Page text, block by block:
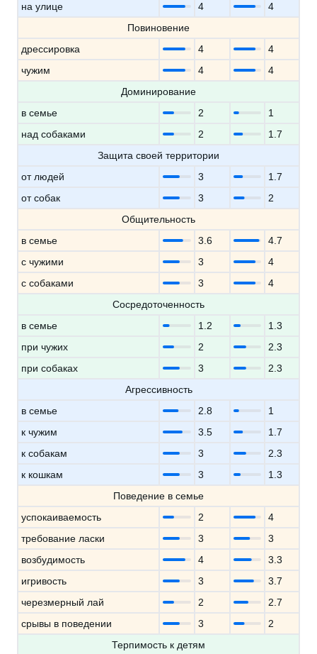
на улице
4
4
Повиновение
дрессировка
4
4
чужим
4
4
Доминирование
в семье
2
1
над собаками
2
1.7
Защита своей территории
от людей
3
1.7
от собак
3
2
Общительность
в семье
3.6
4.7
с чужими
3
4
с собаками
3
4
Сосредоточенность
в семье
1.2
1.3
при чужих
2
2.3
при собаках
3
2.3
Агрессивность
в семье
2.8
1
к чужим
3.5
1.7
к собакам
3
2.3
к кошкам
3
1.3
Поведение в семье
успокаиваемость
2
4
требование ласки
3
3
возбудимость
4
3.3
игривость
3
3.7
черезмерный лай
2
2.7
срывы в поведении
3
2
Терпимость к детям